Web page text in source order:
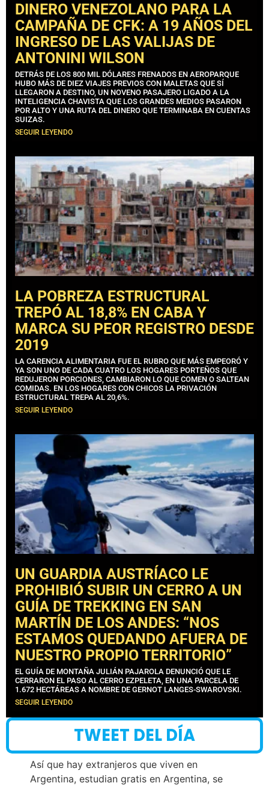
DINERO VENEZOLANO PARA LA
CAMPAÑA DE CFK: A 19 AÑOS DEL
INGRESO DE LAS VALIJAS DE
ANTONINI WILSON
DETRÁS DE LOS 800 MIL DÓLARES FRENADOS EN AEROPARQUE
HUBO MÁS DE DIEZ VIAJES PREVIOS CON MALETAS QUE SÍ
LLEGARON A DESTINO, UN NOVENO PASAJERO LIGADO A LA
INTELIGENCIA CHAVISTA QUE LOS GRANDES MEDIOS PASARON
POR ALTO Y UNA RUTA DEL DINERO QUE TERMINABA EN CUENTAS
SUIZAS.
SEGUIR LEYENDO
LA POBREZA ESTRUCTURAL
TREPÓ AL 18,8% EN CABA Y
MARCA SU PEOR REGISTRO DESDE
2019
LA CARENCIA ALIMENTARIA FUE EL RUBRO QUE MÁS EMPEORÓ Y
YA SON UNO DE CADA CUATRO LOS HOGARES PORTEÑOS QUE
REDUJERON PORCIONES, CAMBIARON LO QUE COMEN O SALTEAN
COMIDAS. EN LOS HOGARES CON CHICOS LA PRIVACIÓN
ESTRUCTURAL TREPA AL 20,6%.
SEGUIR LEYENDO
UN GUARDIA AUSTRÍACO LE
PROHIBIÓ SUBIR UN CERRO A UN
GUÍA DE TREKKING EN SAN
MARTÍN DE LOS ANDES: “NOS
ESTAMOS QUEDANDO AFUERA DE
NUESTRO PROPIO TERRITORIO”
EL GUÍA DE MONTAÑA JULIÁN PAJAROLA DENUNCIÓ QUE LE
CERRARON EL PASO AL CERRO EZPELETA, EN UNA PARCELA DE
1.672 HECTÁREAS A NOMBRE DE GERNOT LANGES-SWAROVSKI.
SEGUIR LEYENDO
TWEET DEL DÍA
Así que hay extranjeros que viven en
Argentina, estudian gratis en Argentina, se